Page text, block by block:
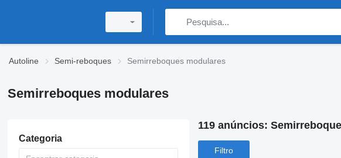
Autoline Semi-reboques Semirreboques modulares
Semirreboques modulares
Categoria
119 anúncios:
Filtro